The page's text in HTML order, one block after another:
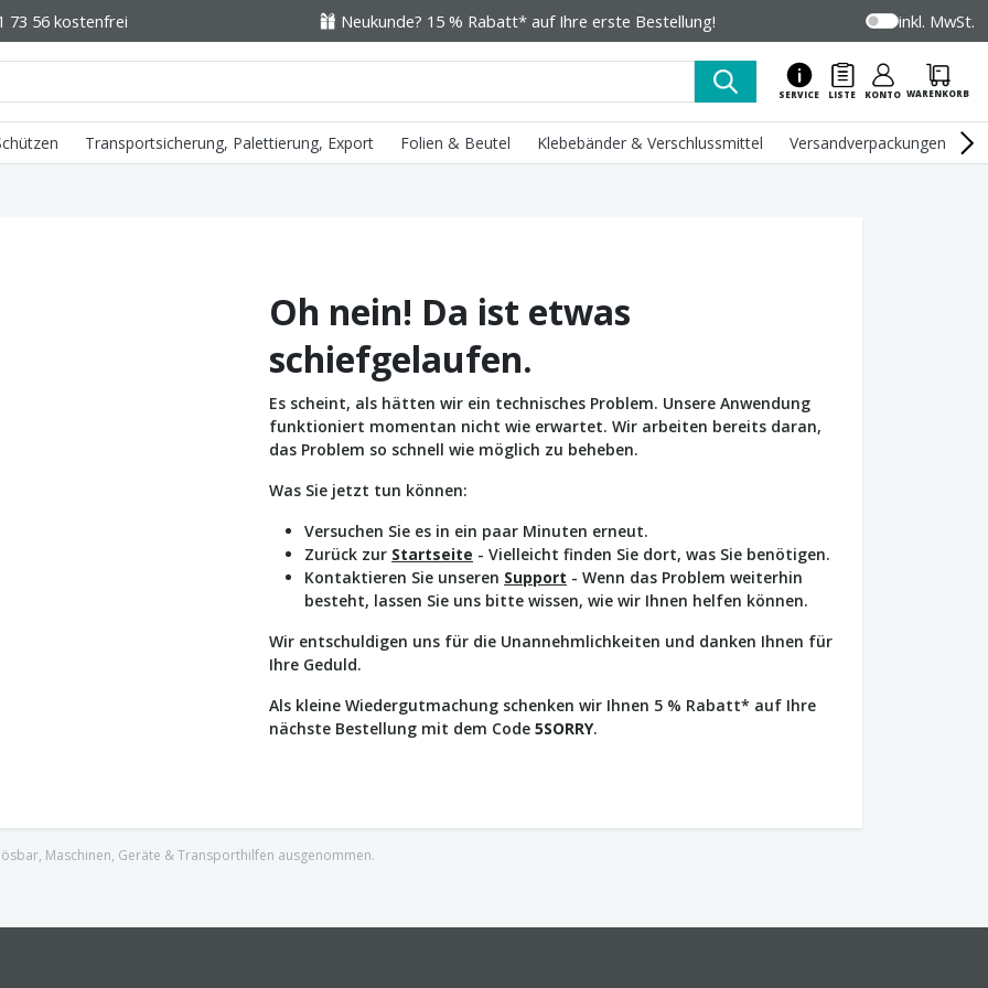
73 56 kostenfrei Neukunde? 15 % Rabatt* auf Ihre erste Bestellung! inkl. MwSt.
SERVICE LISTE KONTO WARENKORB
Transportsicherung, Palettierung, Export Folien & Beutel Klebebänder & Verschlussmittel Versandverpackungen
Oh nein! Da ist etwas
schiefgelaufen.
Es scheint, als hätten wir ein technisches Problem. Unsere Anwendung
funktioniert momentan nicht wie erwartet. Wir arbeiten bereits daran,
das Problem so schnell wie möglich zu beheben.
Was Sie jetzt tun können:
Versuchen Sie es in ein paar Minuten erneut.
Zurück zur Startseite - Vielleicht finden Sie dort, was Sie benötigen.
Kontaktieren Sie unseren Support - Wenn das Problem weiterhin
besteht, lassen Sie uns bitte wissen, wie wir Ihnen helfen können.
Wir entschuldigen uns für die Unannehmlichkeiten und danken Ihnen für
Ihre Geduld.
Als kleine Wiedergutmachung schenken wir Ihnen 5 % Rabatt* auf Ihre
nächste Bestellung mit dem Code 5SORRY.
Maschinen, Geräte & Transporthilfen ausgenommen.